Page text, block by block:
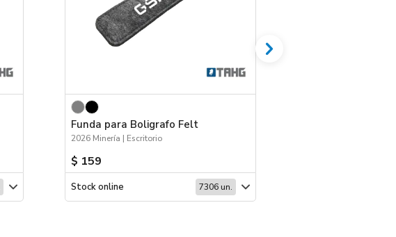
Funda para Boligrafo Felt
2026 Minería | Escritorio
$ 159
Stock online 7306 un.